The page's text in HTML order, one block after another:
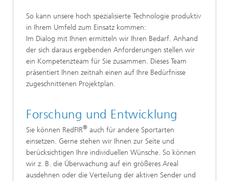
So kann unsere hoch spezialisierte Technologie produktiv
in Ihrem Umfeld zum Einsatz kommen:
Im Dialog mit Ihnen ermitteln wir Ihren Bedarf. Anhand
der sich daraus ergebenden Anforderungen stellen wir
ein Kompetenzteam für Sie zusammen. Dieses Team
präsentiert Ihnen zeitnah einen auf Ihre Bedürfnisse
zugeschnittenen Projektplan.
Forschung und Entwicklung
Sie können RedFIR® auch für andere Sportarten
einsetzen. Gerne stehen wir Ihnen zur Seite und
berücksichtigen Ihre individuellen Wünsche. So können
wir z. B. die Überwachung auf ein größeres Areal
ausdehnen oder die Verteilung der aktiven Sender und